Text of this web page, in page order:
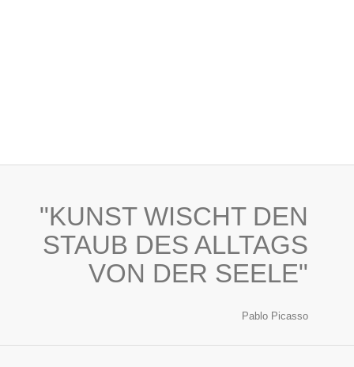
"KUNST WISCHT DEN
STAUB DES ALLTAGS
VON DER SEELE"
Pablo Picasso